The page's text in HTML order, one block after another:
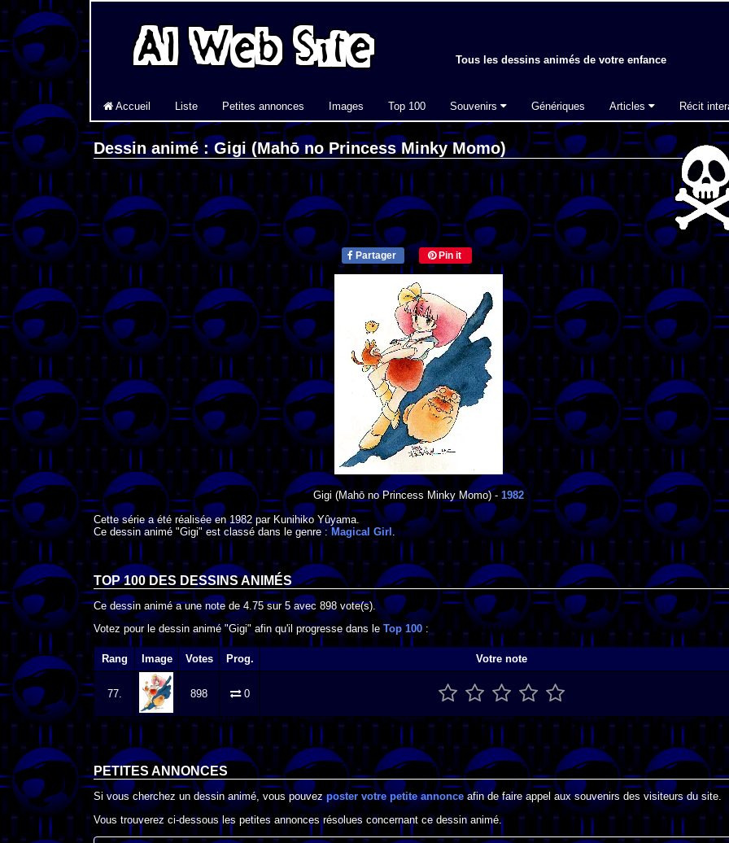
Tous les dessins animés de votre enfance
Accueil Liste Petites annonces Images Top 100 Souvenirs Génériques Articles Récit
Dessin animé : Gigi (Mahō no Princess Minky Momo)
Partager Pin it
Gigi (Mahō no Princess Minky Momo) - 1982
Cette série a été réalisée en1982par Kunihiko Yûyama.
Ce dessin animé "Gigi" est classé dans le genre : Magical Girl.
TOP 100 DES DESSINS ANIMÉS
Ce dessin animé a une note de4.75sur5avec 898 vote(s).
Votez pour le dessin animé "Gigi" afin qu'il progresse dans le Top 100:
Rang Image Votes Prog. Votre note
77. 898 0
PETITES ANNONCES
Si vous cherchez un dessin animé, vous pouvezposter votre petite annonceafin de faire appel aux souvenirs des visiteurs du site.
Vous trouverez ci-dessous les petites annonces résolues concernant ce dessin animé.